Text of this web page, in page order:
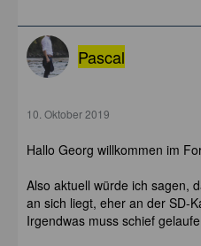
Pascal
10. Oktober 2019
Hallo Georg willkommen im
Also aktuell würde ich sagen,
an sich liegt, eher an der SD-
Irgendwas muss schief